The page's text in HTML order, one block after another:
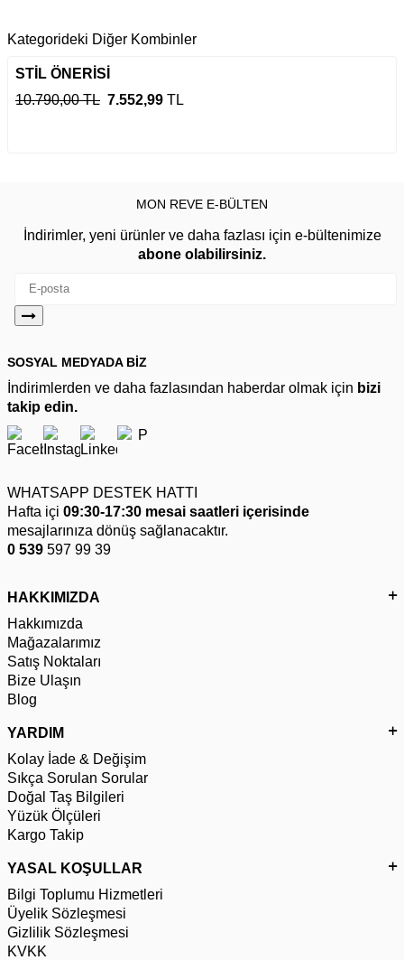
Kategorideki Diğer Kombinler
STİL ÖNERİSİ
10.790,00 TL 7.552,99 TL
MON REVE E-BÜLTEN
İndirimler, yeni ürünler ve daha fazlası için e-bültenimize
abone olabilirsiniz.
SOSYAL MEDYADA BİZ
İndirimlerden ve daha fazlasından haberdar olmak için bizi
takip edin.
WHATSAPP DESTEK HATTI
Hafta içi 09:30-17:30 mesai saatleri içerisinde
mesajlarınıza dönüş sağlanacaktır.
0 539 597 99 39
HAKKIMIZDA
Hakkımızda
Mağazalarımız
Satış Noktaları
Bize Ulaşın
Blog
YARDIM
Kolay İade & Değişim
Sıkça Sorulan Sorular
Doğal Taş Bilgileri
Yüzük Ölçüleri
Kargo Takip
YASAL KOŞULLAR
Bilgi Toplumu Hizmetleri
Üyelik Sözleşmesi
Gizlilik Sözleşmesi
KVKK